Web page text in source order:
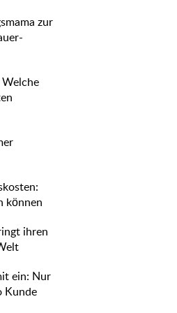
zur
Welche
können
ihren
ein: Nur
Kunde